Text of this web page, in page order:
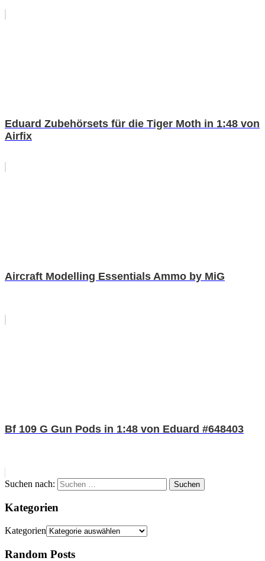
Eduard Zubehörsets für die Tiger Moth in 1:48 von
Airfix
Aircraft Modelling Essentials Ammo by MiG
Bf 109 G Gun Pods in 1:48 von Eduard #648403
Suchen nach: Suchen
Kategorien
Kategorien
Random Posts